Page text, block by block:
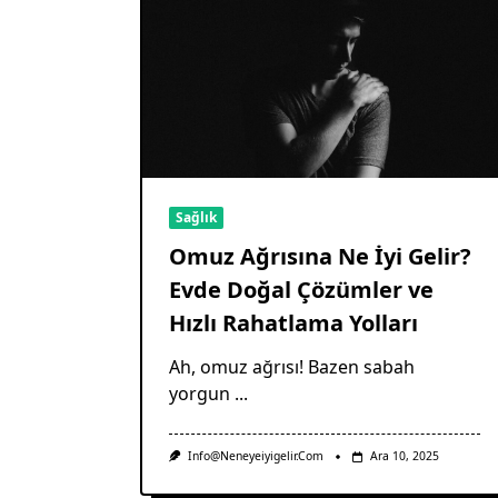
Sağlık
Omuz Ağrısına Ne İyi Gelir?
Evde Doğal Çözümler ve
Hızlı Rahatlama Yolları
Ah, omuz ağrısı! Bazen sabah
yorgun ...
Info@neneyeiyigelir.com Ara 10, 2025